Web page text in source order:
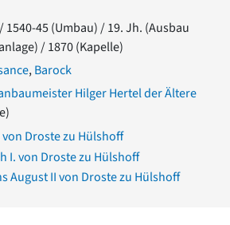
1540-45 (Umbau) / 19. Jh. (Ausbau
/ 1870 (Kapelle)
,Barock
Hilger Hertel der Ältere
von Droste zu Hülshoff
I. von Droste zu Hülshoff
August II von Droste zu Hülshoff